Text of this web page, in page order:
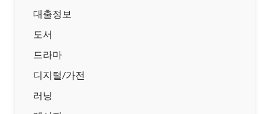
대출정보
도서
드라마
디지털/가전
러닝